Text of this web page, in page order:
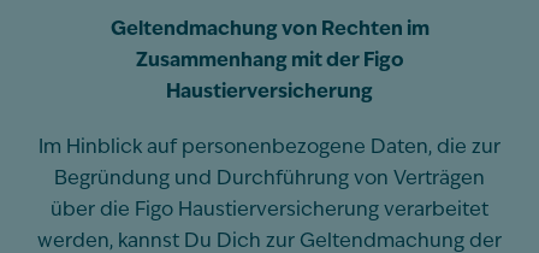
Geltendmachung von Rechten im
Zusammenhang mit der Figo
Haustierversicherung
Im Hinblick auf personenbezogene Daten, die zur
Begründung und Durchführung von Verträgen
über die Figo Haustierversicherung verarbeitet
werden, kannst Du Dich zur Geltendmachung der